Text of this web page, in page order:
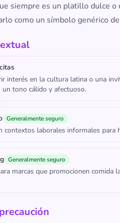
siempre es un platillo dulce o
como un símbolo genérico
interés en la cultura latina o una
un tono cálido y afectuoso.
Generalmente seguro
contextos laborales informales para
Generalmente seguro
marcas que promocionen comida